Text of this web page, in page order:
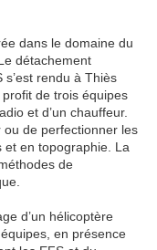
dans le domaine du
détachement
s’est rendu à Thiès
de trois équipes
et d’un chauffeur.
ou de perfectionner les
et en topographie. La
de
d’un hélicoptère
en présence